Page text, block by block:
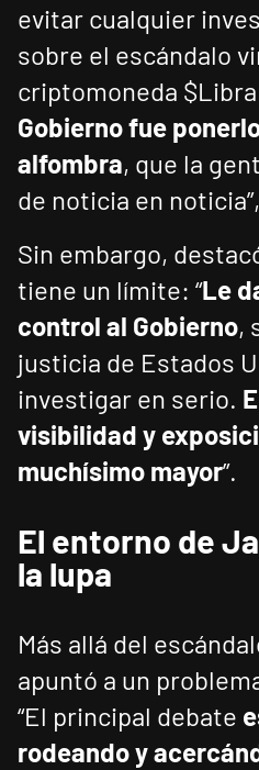
evitar cualquier
sobre el escándalo
criptomoneda
Gobierno fue
alfombra, que la
de noticia en
Sin embargo,
tiene un límite: “Le
control al Gobierno,
justicia de Estados
investigar en serio.
visibilidad y
muchísimo mayor”.
El entorno de
la lupa
Más allá del
apuntó a un
“El principal debate
rodeando y